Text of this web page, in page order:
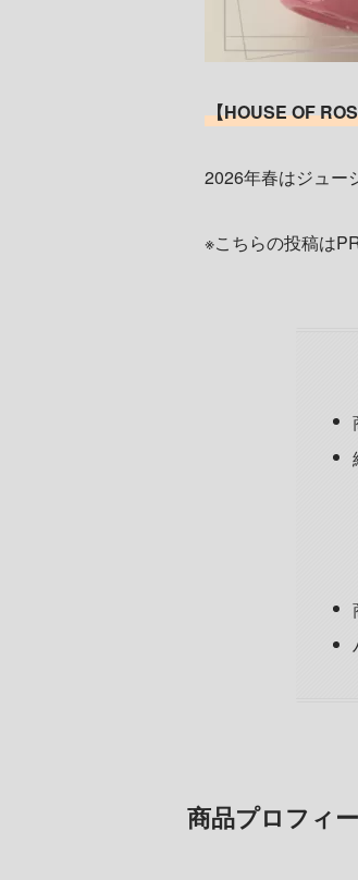
【HOUSE OF
2026年春はジュー
※こちらの投稿は
商品プロフィ